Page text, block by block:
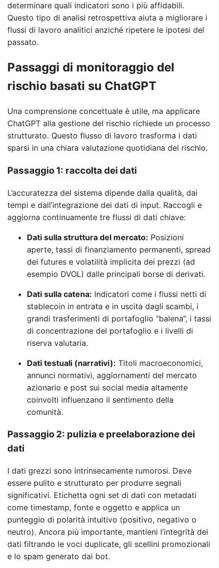
determinare quali indicatori sono i più affidabili.
Questo tipo di analisi retrospettiva aiuta a migliorare i
flussi di lavoro analitici anziché ripetere le ipotesi del
passato.
Passaggi di monitoraggio del
rischio basati su ChatGPT
Una comprensione concettuale è utile, ma applicare
ChatGPT alla gestione del rischio richiede un processo
strutturato. Questo flusso di lavoro trasforma i dati
sparsi in una chiara valutazione quotidiana del rischio.
Passaggio 1: raccolta dei dati
L’accuratezza del sistema dipende dalla qualità, dai
tempi e dall’integrazione dei dati di input. Raccogli e
aggiorna continuamente tre flussi di dati chiave:
Dati sulla struttura del mercato: Posizioni
aperte, tassi di finanziamento permanenti, spread
dei futures e volatilità implicita dei prezzi (ad
esempio DVOL) dalle principali borse di derivati.
Dati sulla catena: Indicatori come i flussi netti di
stablecoin in entrata e in uscita dagli scambi, i
grandi trasferimenti di portafoglio “balena”, i tassi
di concentrazione del portafoglio e i livelli di
riserva valutaria.
Dati testuali (narrativi): Titoli macroeconomici,
annunci normativi, aggiornamenti del mercato
azionario e post sui social media altamente
coinvolti influenzano il sentimento della
comunità.
Passaggio 2: pulizia e preelaborazione dei
dati
I dati grezzi sono intrinsecamente rumorosi. Deve
essere pulito e strutturato per produrre segnali
significativi. Etichetta ogni set di dati con metadati
come timestamp, fonte e oggetto e applica un
punteggio di polarità intuitivo (positivo, negativo o
neutro). Ancora più importante, mantieni l’integrità dei
dati filtrando le voci duplicate, gli scellini promozionali
e lo spam generato dai bot.